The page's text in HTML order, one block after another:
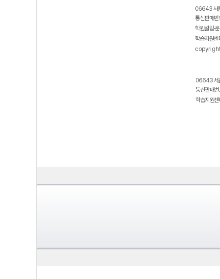
06643 서
통신판매
학원설립·
학습지원
06643 서
통신판매
학습지원